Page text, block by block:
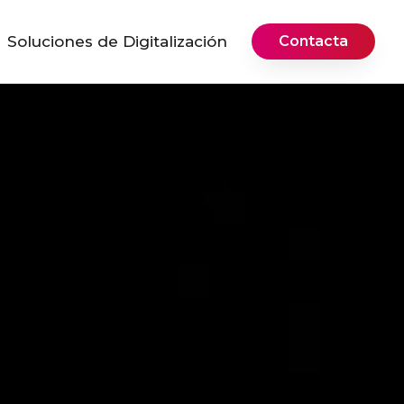
Soluciones de Digitalización Contacta